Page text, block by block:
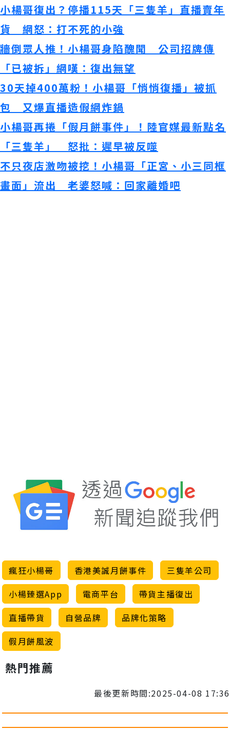
小楊哥復出？停播115天「三隻羊」直播賣年
貨 網怒：打不死的小強
牆倒眾人推！小楊哥身陷醜聞 公司招牌傳
「已被拆」網嘆：復出無望
30天掉400萬粉！小楊哥「悄悄復播」被抓
包 又爆直播造假網炸鍋
小楊哥再捲「假月餅事件」！陸官媒最新點名
「三隻羊」 怒批：遲早被反噬
不只夜店激吻被挖！小楊哥「正宮、小三同框
畫面」流出 老婆怒喊：回家離婚吧
瘋狂小楊哥 香港美誠月餅事件
三隻羊公司
小楊臻選App
電商平台
帶貨主播復出
直播帶貨
自營品牌
品牌化策略
假月餅風波
熱門推薦
最後更新時間:2025-04-08 17:36